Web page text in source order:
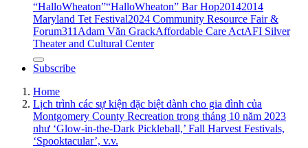
“HalloWheaton”“HalloWheaton” Bar Hop20142014
Maryland Tet Festival2024 Community Resource Fair &
Forum311Adam Văn GrackAffordable Care ActAFI Silver
Theater and Cultural Center
Subscribe
Home
Lịch trình các sự kiện đặc biệt dành cho gia đình của
Montgomery County Recreation trong tháng 10 năm 2023
như ‘Glow-in-the-Dark Pickleball,’ Fall Harvest Festivals,
‘Spooktacular’, v.v.